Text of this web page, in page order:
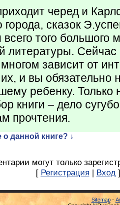
черед и
сказок
того большого
литературы. Сейчас
зависит от
и вы обязательно
ребенку. Только
книги – дело
прочтения.
данной книге? ↓
могут только
[ Регистрация | Вход]
Sitemap-